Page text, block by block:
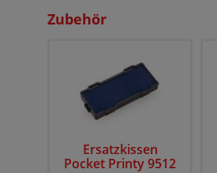
Zubehör
Ersatzkissen
Pocket Printy 9512